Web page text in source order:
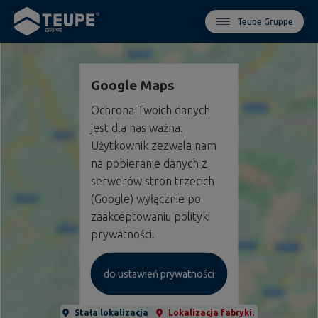
Teupe Gruppe
Google Maps
Ochrona Twoich danych
jest dla nas ważna.
Użytkownik zezwala nam
na pobieranie danych z
serwerów stron trzecich
(Google) wyłącznie po
zaakceptowaniu polityki
prywatności.
do ustawień prywatności
Stała lokalizacja Lokalizacja fabryki.